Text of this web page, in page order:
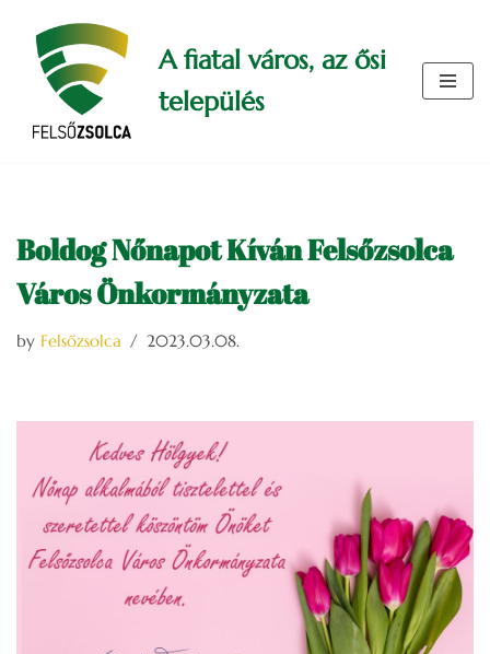
Skip
content
A fiatal város, az ősi
település
Boldog Nőnapot Kíván Felsőzsolca
Város Önkormányzata
by Felsőzsolca 2023.03.08.